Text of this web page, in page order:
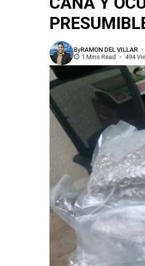
ByRAMON DEL VILLAR
1 Mins Read
494